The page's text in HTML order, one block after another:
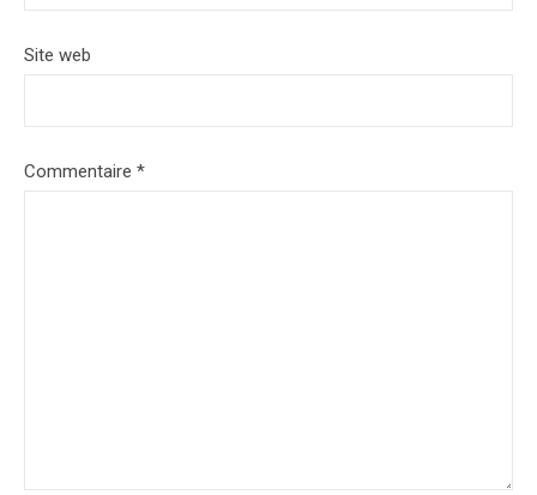
Site web
Commentaire *